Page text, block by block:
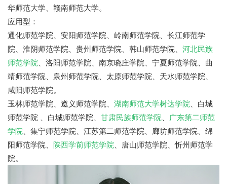
华师范大学、赣南师范大学。
应用型：
通化师范学院、安阳师范学院、岭南师范学院、长江师范学
院、淮阴师范学院、贵州师范学院、韩山师范学院、 河北民族
师范学院、洛阳师范学院、南京晓庄学院、宁夏师范学院、曲
靖师范学院、泉州师范学院、太原师范学院、天水师范学院、
咸阳师范学院。
玉林师范学院、遵义师范学院、 湖南师范大学树达学院、白城
师范学院 、白城师范学院、 甘肃民族师范学院、 广东第二师范
学院、集宁师范学院、江苏第二师范学院、廊坊师范学院、绵
阳师范学院、 陕西学前师范学院、唐山师范学院、忻州师范学
院。